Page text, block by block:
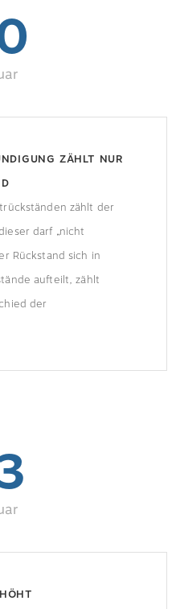
ZÄHLT NUR
zählt der
darf „nicht
Rückstand sich in
aufteilt, zählt
der
Fall: Mieterin hat
statt 704 Euro Miete.